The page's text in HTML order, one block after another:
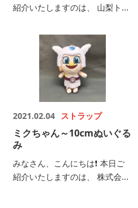
紹介いたしますのは、 山梨ト...
2021.02.04 ストラップ
ミクちゃん～10cmぬいぐる
み
みなさん、こんにちは❗️ 本日ご
紹介いたしますのは、 株式会...